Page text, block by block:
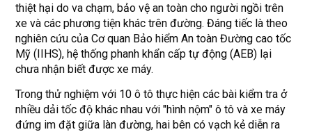
thiệt hại do va chạm, bảo vệ an toàn cho người ngồi trên
xe và các phương tiện khác trên đường. Đáng tiếc là theo
nghiên cứu của Cơ quan Bảo hiểm An toàn Đường cao tốc
Mỹ (IIHS), hệ thống phanh khẩn cấp tự động (AEB) lại
chưa nhận biết được xe máy.
Trong thử nghiệm với 10 ô tô thực hiện các bài kiểm tra ở
nhiều dải tốc độ khác nhau với "hình nộm" ô tô và xe máy
đứng im đặt giữa làn đường, hai bên có vạch kẻ diễn ra